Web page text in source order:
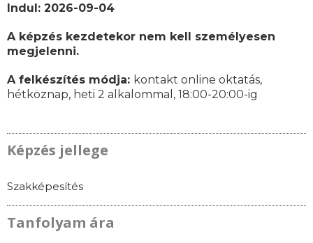
Indul: 2026-09-04
A képzés kezdetekor nem kell személyesen
megjelenni.
A felkészítés módja: kontakt online oktatás,
hétköznap, heti 2 alkalommal, 18:00-20:00-ig
Képzés jellege
Szakképesítés
Tanfolyam ára